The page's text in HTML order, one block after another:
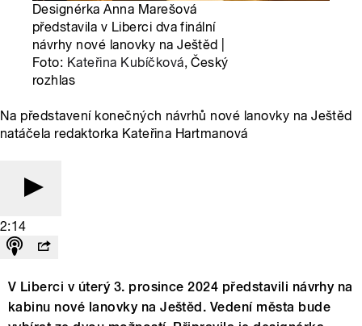
Designérka Anna Marešová
představila v Liberci dva finální
návrhy nové lanovky na Ještěd |
Foto: Kateřina Kubíčková, Český
rozhlas
Na představení konečných návrhů nové lanovky na Ještěd
natáčela redaktorka Kateřina Hartmanová
2:14
V Liberci v úterý 3. prosince 2024 představili návrhy na
kabinu nové lanovky na Ještěd. Vedení města bude